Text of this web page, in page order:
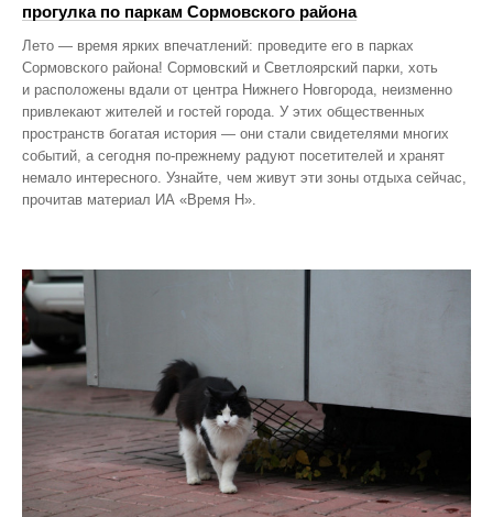
прогулка по паркам Сормовского района
Лето — время ярких впечатлений: проведите его в парках
Сормовского района! Сормовский и Светлоярский парки, хоть
и расположены вдали от центра Нижнего Новгорода, неизменно
привлекают жителей и гостей города. У этих общественных
пространств богатая история — они стали свидетелями многих
событий, а сегодня по‑прежнему радуют посетителей и хранят
немало интересного. Узнайте, чем живут эти зоны отдыха сейчас,
прочитав материал ИА «Время Н».